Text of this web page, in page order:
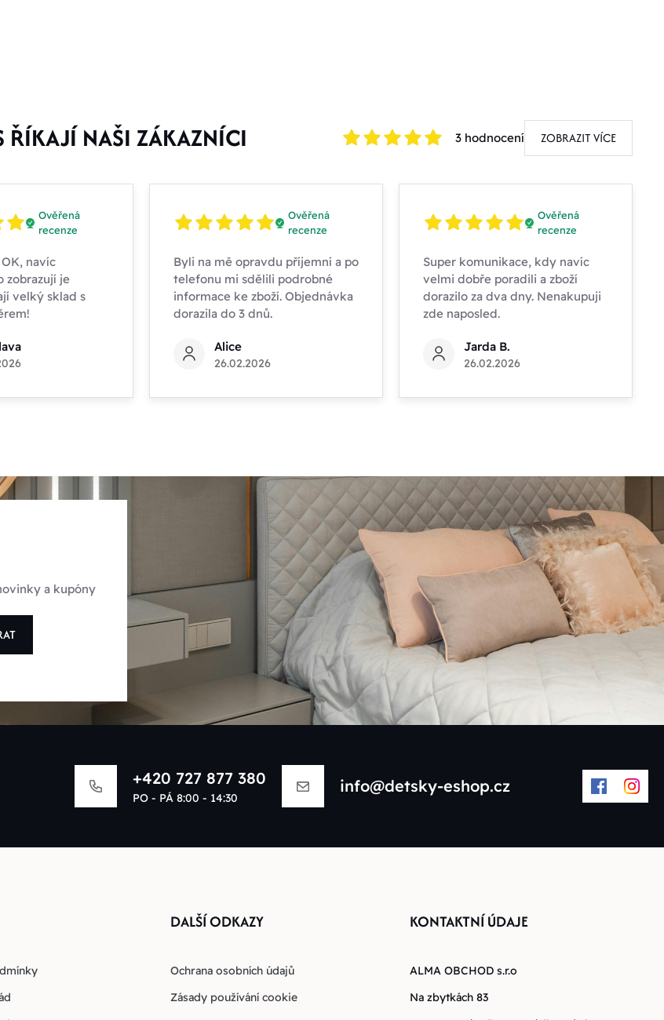
ŘÍKAJÍ NAŠI ZÁKAZNÍCI 3 hodnocení ZOBRAZIT VÍCE
Ověřená
recenze
navíc
zobrazují je
velký sklad s
Ověřená
recenze
Byli na mě opravdu příjemní a po
telefonu mi sdělili podrobné
informace ke zboží. Objednávka
dorazila do 3 dnů.
Alice
26.02.2026
Ověřená
recenze
Super komunikace, kdy navíc
velmi dobře poradili a zboží
dorazilo za dva dny. Nenakupuji
zde naposled.
Jarda B.
26.02.2026
a kupóny
+420 727 877 380
PO - PÁ 8:00 - 14:30
info@detsky-eshop.cz
DALŠÍ ODKAZY
Ochrana osobních údajů
Zásady používání cookie
KONTAKTNÍ ÚDAJE
ALMA OBCHOD s.r.o
Na zbytkách 83